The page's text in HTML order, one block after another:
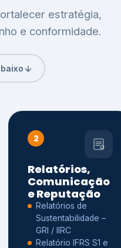
estratégia,
e conformidade.
2
Relatórios,
Comunicação
e Reputação
Relatórios de
Sustentabilidade –
GRI / IIRC
Relatório IFRS S1 e